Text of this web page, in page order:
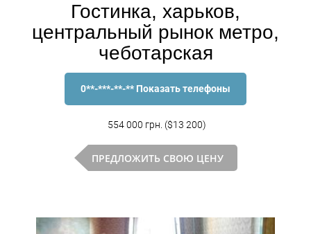
Гостинка, харьков,
центральный рынок метро,
чеботарская
0**-***-**-** Показать телефоны
554 000 грн. ($13 200)
ПРЕДЛОЖИТЬ СВОЮ ЦЕНУ